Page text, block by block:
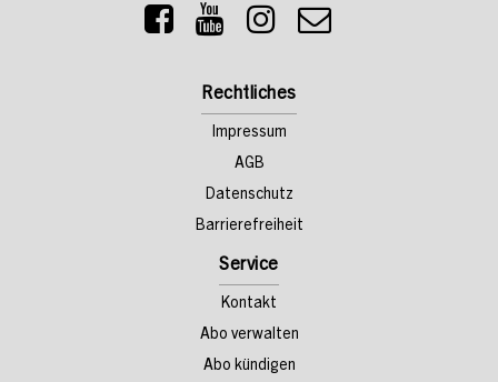
Rechtliches
Impressum
AGB
Datenschutz
Barrierefreiheit
Service
Kontakt
Abo verwalten
Abo kündigen